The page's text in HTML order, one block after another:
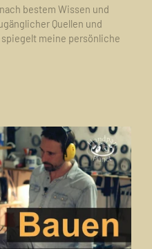
bestem Wissen und
Quellen und
meine persönliche